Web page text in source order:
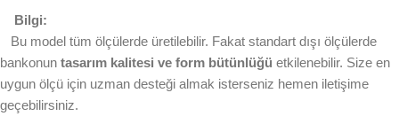
Bilgi:
Bu model tüm ölçülerde üretilebilir. Fakat standart dışı ölçülerde
bankonun tasarım kalitesi ve form bütünlüğü etkilenebilir. Size en
uygun ölçü için uzman desteği almak isterseniz hemen iletişime
geçebilirsiniz.